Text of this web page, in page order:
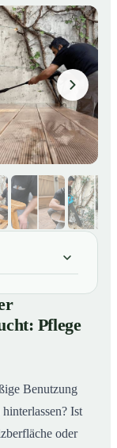
in
Frankleben
Pflege
Benutzung
Ist
oder